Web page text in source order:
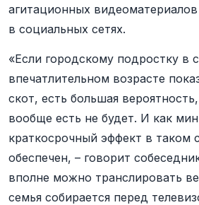
агитационных
в социальных сетях.
«Если городскому подростку в
впечатлительном возрасте
скот, есть большая
вообще есть не будет. И как
краткосрочный эффект в таком
обеспечен, – говорит
вполне можно транслировать
семья собирается перед